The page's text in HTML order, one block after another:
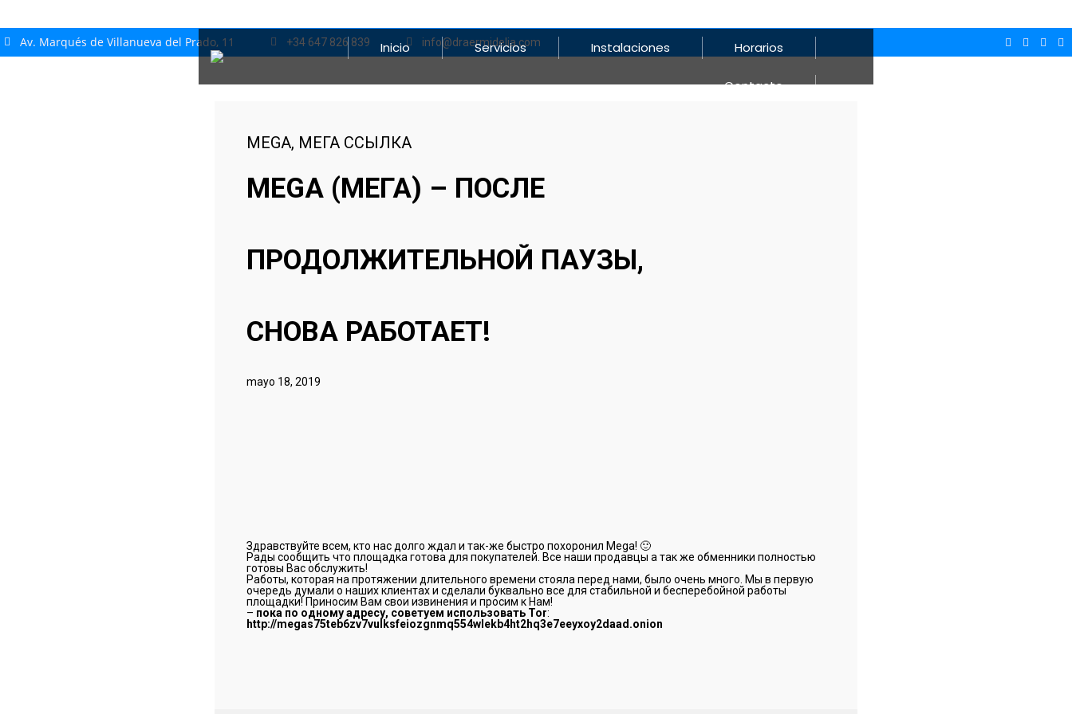
Av. Marqués de Villanueva del Prado, 11 +34 647 826 839 info@draermidelia.com
Inicio Servicios Instalaciones Horarios
Contacto
MEGA, МЕГА ССЫЛКА
MEGA (МЕГА) – ПОСЛЕ
ПРОДОЛЖИТЕЛЬНОЙ ПАУЗЫ,
СНОВА РАБОТАЕТ!
mayo 18, 2019
Здравствуйте всем, кто нас долго ждал и так-же быстро похоронил Mega! 🙂
Рады сообщить что площадка готова для покупателей. Все наши продавцы а так же обменники полностью
готовы Вас обслужить!
Работы, которая на протяжении длительного времени стояла перед нами, было очень много. Мы в первую
очередь думали о наших клиентах и сделали буквально все для стабильной и бесперебойной работы
площадки! Приносим Вам свои извинения и просим к Нам!
– пока по одному адресу, советуем использовать Tor:
http://megas75teb6zv7vulksfeiozgnmq554wlekb4ht2hq3e7eeyxoy2daad.onion